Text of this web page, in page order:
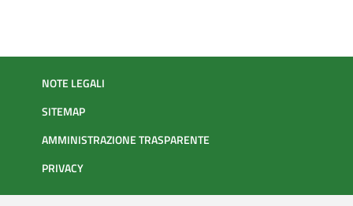
NOTE LEGALI
SITEMAP
AMMINISTRAZIONE TRASPARENTE
PRIVACY